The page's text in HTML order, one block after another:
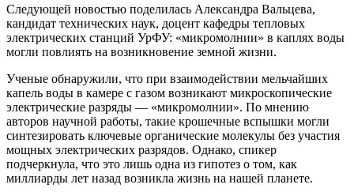
Следующей новостью поделилась Александра Вальцева,
кандидат технических наук, доцент кафедры тепловых
электрических станций УрФУ: «‎микромолнии» в каплях воды
могли повлиять на возникновение земной жизни.
Ученые обнаружили, что при взаимодействии мельчайших
капель воды в камере с газом возникают микроскопические
электрические разряды — «микромолнии». По мнению
авторов научной работы, такие крошечные вспышки могли
синтезировать ключевые органические молекулы без участия
мощных электрических разрядов. Однако, спикер
подчеркнула, что это лишь одна из гипотез о том, как
миллиарды лет назад возникла жизнь на нашей планете.